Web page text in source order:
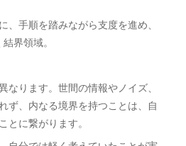
、手順を踏みながら支度を進め、
界領域。
なります。世間の情報やノイズ、
ず、内なる境界を持つことは、自
とに繋がります。